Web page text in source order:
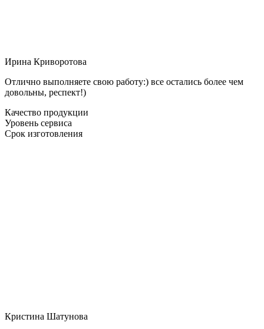
Ирина Криворотова
Отлично выполняете свою работу:) все остались более чем
довольны, респект!)
Качество продукции
Уровень сервиса
Срок изготовления
Кристина Шатунова